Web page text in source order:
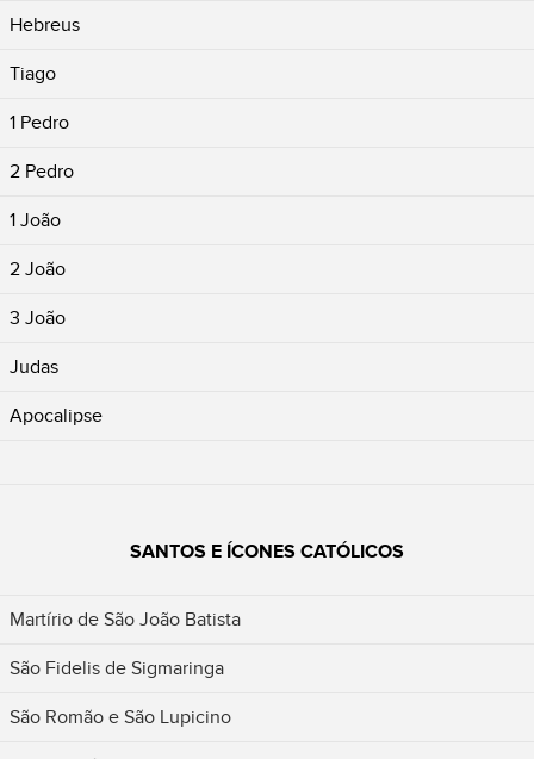
Hebreus
Tiago
1 Pedro
2 Pedro
1 João
2 João
3 João
Judas
Apocalipse
SANTOS E ÍCONES CATÓLICOS
Martírio de São João Batista
São Fidelis de Sigmaringa
São Romão e São Lupicino